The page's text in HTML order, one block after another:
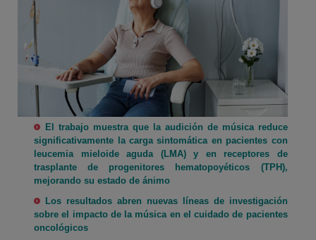
El trabajo muestra que la audición de música reduce
significativamente la carga sintomática en pacientes con
leucemia mieloide aguda (LMA) y en receptores de
trasplante de progenitores hematopoyéticos (TPH),
mejorando su estado de ánimo
Los resultados abren nuevas líneas de investigación
sobre el impacto de la música en el cuidado de pacientes
oncológicos